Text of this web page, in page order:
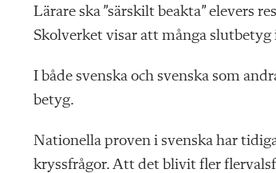
Lärare ska ”särskilt beakta” elevers
Skolverket visar att många
I både svenska och svenska som
betyg.
Nationella proven i svenska har
kryssfrågor. Att det blivit fler